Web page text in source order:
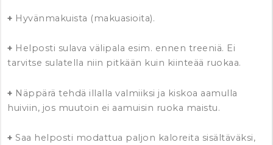
+ Hyvänmakuista (makuasioita).
+ Helposti sulava välipala esim. ennen treeniä. Ei
tarvitse sulatella niin pitkään kuin kiinteää ruokaa.
+ Näppärä tehdä illalla valmiiksi ja kiskoa aamulla
huiviin, jos muutoin ei aamuisin ruoka maistu.
+ Saa helposti modattua paljon kaloreita sisältäväksi,